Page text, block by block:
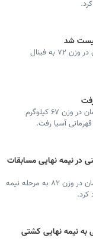
شد
‎محمدجواد رضایی نماینده کشورمان در وزن ۷۲ به فینال
احمدرضا محسن‌نژاد نماینده کشورمان در وزن ۶۷ کیلوگرم
آسیا رفت.
در نیمه نهایی مسابقات
محمد امین حسینی نماینده کشورمان در وزن ۸۲ به مرحله نیمه
کرد.
نیمه نهایی کشتی